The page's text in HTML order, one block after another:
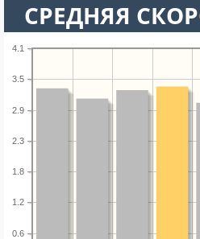
СРЕДНЯЯ
0.6
1.2
1.8
2.3
2.9
3.5
4.1